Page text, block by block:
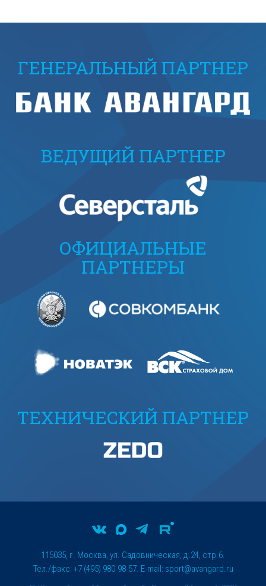
ГЕНЕРАЛЬНЫЙ ПАРТНЕР
ВЕДУЩИЙ ПАРТНЕР
ОФИЦИАЛЬНЫЕ
ПАРТНЕРЫ
ТЕХНИЧЕСКИЙ ПАРТНЕР
115035, г. Москва, ул. Садовническая, д.24, стр.6.
Тел./факс: +7 (495) 980-98-57. E-mail: sport@avangard.ru